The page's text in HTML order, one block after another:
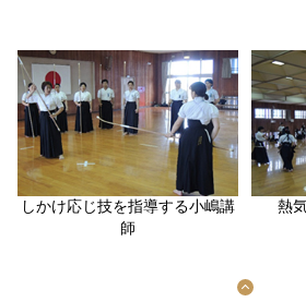
しかけ応じ技を指導する小嶋講
師
熱